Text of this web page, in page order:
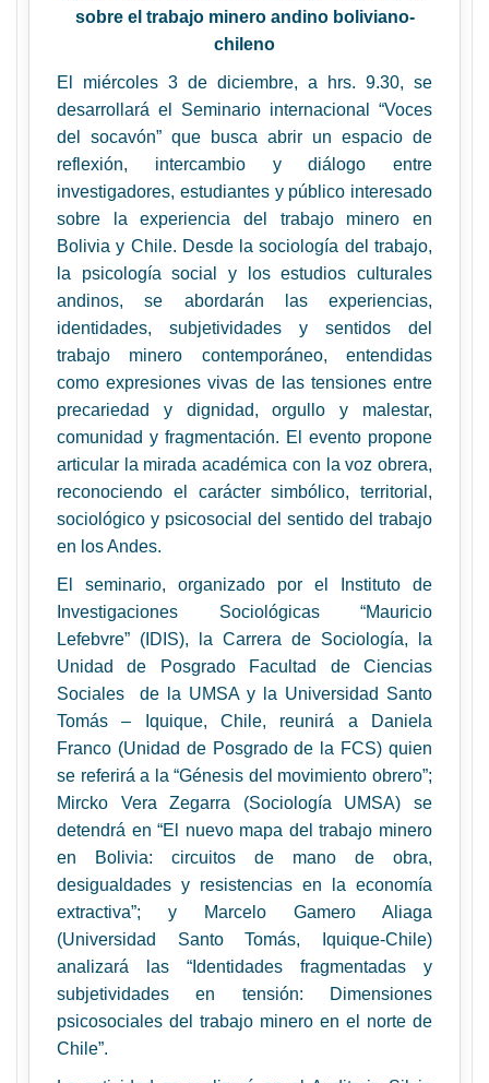
sobre el trabajo minero andino boliviano-
chileno
El miércoles 3 de diciembre, a hrs. 9.30, se
desarrollará el Seminario internacional “Voces
del socavón” que busca abrir un espacio de
reflexión, intercambio y diálogo entre
investigadores, estudiantes y público interesado
sobre la experiencia del trabajo minero en
Bolivia y Chile. Desde la sociología del trabajo,
la psicología social y los estudios culturales
andinos, se abordarán las experiencias,
identidades, subjetividades y sentidos del
trabajo minero contemporáneo, entendidas
como expresiones vivas de las tensiones entre
precariedad y dignidad, orgullo y malestar,
comunidad y fragmentación. El evento propone
articular la mirada académica con la voz obrera,
reconociendo el carácter simbólico, territorial,
sociológico y psicosocial del sentido del trabajo
en los Andes.
El seminario, organizado por el Instituto de
Investigaciones Sociológicas “Mauricio
Lefebvre” (IDIS), la Carrera de Sociología, la
Unidad de Posgrado Facultad de Ciencias
Sociales de la UMSA y la Universidad Santo
Tomás – Iquique, Chile, reunirá a Daniela
Franco (Unidad de Posgrado de la FCS) quien
se referirá a la “Génesis del movimiento obrero”;
Mircko Vera Zegarra (Sociología UMSA) se
detendrá en “El nuevo mapa del trabajo minero
en Bolivia: circuitos de mano de obra,
desigualdades y resistencias en la economía
extractiva”; y Marcelo Gamero Aliaga
(Universidad Santo Tomás, Iquique-Chile)
analizará las “Identidades fragmentadas y
subjetividades en tensión: Dimensiones
psicosociales del trabajo minero en el norte de
Chile”.